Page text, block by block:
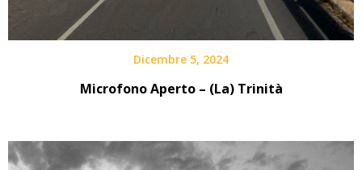
Dicembre 5, 2024
Microfono Aperto – (La) Trinità